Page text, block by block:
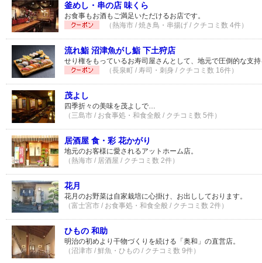
釜めし・串の店 味くら
お食事もお酒もご満足いただけるお店です。
（熱海市 / 焼き鳥・串揚げ / クチコミ数 4件）
流れ鮨 沼津魚がし鮨 下土狩店
せり権をもっているお寿司屋さんとして、地元で圧倒的な支
（長泉町 / 寿司・刺身 / クチコミ数 16件）
茂よし
四季折々の美味を茂よしで…
（三島市 / お食事処・和食全般 / クチコミ数 5件）
居酒屋 食・彩 花かがり
地元のお客様に愛されるアットホーム店。
（熱海市 / 居酒屋 / クチコミ数 2件）
花月
花月のお野菜は自家栽培に心掛け、お出ししております。
（富士宮市 / お食事処・和食全般 / クチコミ数 2件）
ひもの 和助
明治の初めより干物づくりを続ける「奥和」の直営店。
（沼津市 / 鮮魚・ひもの / クチコミ数 9件）